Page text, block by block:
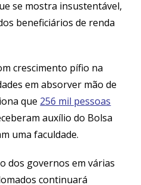
se mostra insustentável,
beneficiários de renda
crescimento pífio na
em absorver mão de
que 256 mil pessoas
auxílio do Bolsa
uma faculdade.
dos governos em várias
continuará